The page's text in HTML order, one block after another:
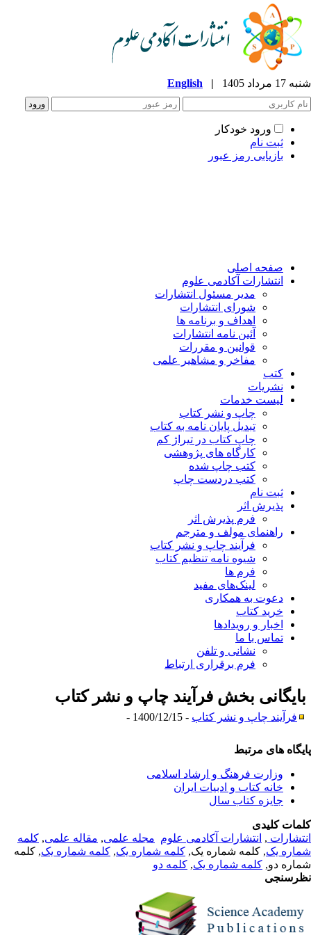
مرداد 1405 |
English
ورود خودکار
ثبت نام
بازیابی رمز عبور
صفحه اصلی
انتشارات آکادمی علوم
مدیر مسئول انتشارات
شورای انتشارات
اهداف و برنامه ها
آئین نامه انتشارات
قوانین و مقررات
مفاخر و مشاهیر علمی
کتب
نشریات
لیست خدمات
چاپ و نشر کتاب
تبدیل پایان نامه به کتاب
چاپ کتاب در تیراژ کم
کارگاه های پژوهشی
کتب چاپ شده
کتب دردست چاپ
ثبت نام
پذیرش اثر
فرم پذیرش اثر
راهنمای مولف و مترجم
فرآیند چاپ و نشر کتاب
شیوه نامه تنظیم کتاب
فرم ها
لینک‌های مفید
دعوت به همکاری
خرید کتاب
اخبار و رویدادها
تماس با ما
نشانی و تلفن
فرم برقراری ارتباط
بخش فرآیند چاپ و نشر کتاب
فرآیند چاپ و نشر کتاب- 1400/12/15 -
های مرتبط
وزارت فرهنگ و ارشاد اسلامی
خانه کتاب و ادبیات ایران
جایزه كتاب سال
کلیدی
, انتشارات آکادمی علوم مجله علمی, مقاله علمی, کلمه
یک, کلمه شماره یک,کلمه شماره یک,کلمه شماره یک, کلمه
دو,کلمه شماره یک,کلمه دو